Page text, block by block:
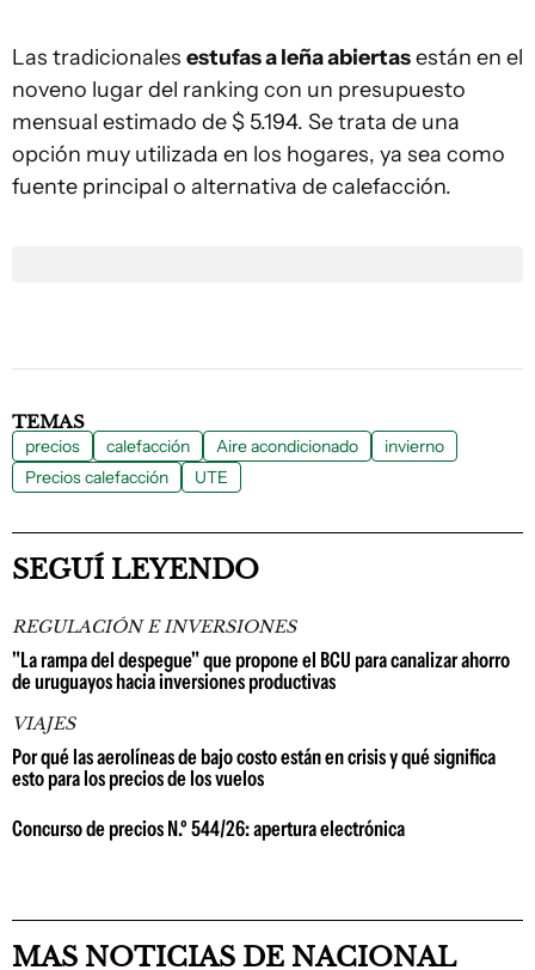
Las tradicionales estufas a leña abiertasestán en el
noveno lugar del ranking con un presupuesto
mensual estimado de $ 5.194. Se trata de una
opción muy utilizada en los hogares, ya sea como
fuente principal o alternativa de calefacción.
TEMAS
precios calefacción Aire acondicionado
invierno
Precios calefacción
UTE
SEGUÍ LEYENDO
REGULACIÓN E INVERSIONES
"La rampa del despegue" que propone el BCU para canalizar ahorro
de uruguayos hacia inversiones productivas
VIAJES
Por qué las aerolíneas de bajo costo están en crisis y qué significa
esto para los precios de los vuelos
Concurso de precios N.º 544/26: apertura electrónica
MAS NOTICIAS DE NACIONAL